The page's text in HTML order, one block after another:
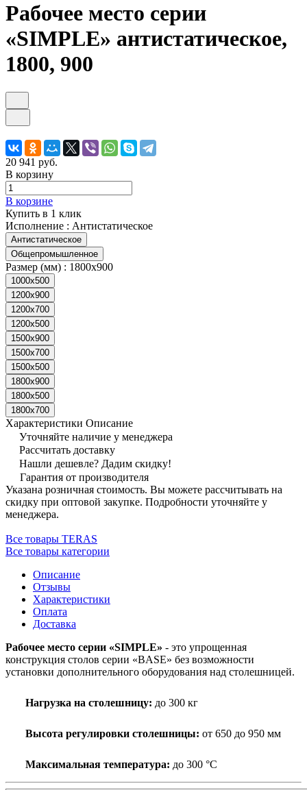
Рабочее место серии
«SIMPLE» антистатическое,
1800, 900
20 941 руб.
В корзину
В корзине
Купить в 1 клик
Исполнение : Антистатическое
Антистатическое
Общепромышленное
Размер (мм) : 1800х900
1000х500
1200х900
1200х700
1200х500
1500х900
1500х700
1500х500
1800х900
1800х500
1800х700
Характеристики Описание
Уточняйте наличие у менеджера
Рассчитать доставку
Нашли дешевле? Дадим скидку!
Гарантия от производителя
Указана розничная стоимость. Вы можете рассчитывать на
скидку при оптовой закупке. Подробности уточняйте у
менеджера.
Все товары TERAS
Все товары категории
Описание
Отзывы
Характеристики
Оплата
Доставка
Рабочее место серии «SIMPLE» - это упрощенная
конструкция столов серии «ВASE» без возможности
установки дополнительного оборудования над столешницей.
Нагрузка на столешницу: до 300 кг
Высота регулировки столешницы: от 650 до 950 мм
Максимальная температура: до 300 °С